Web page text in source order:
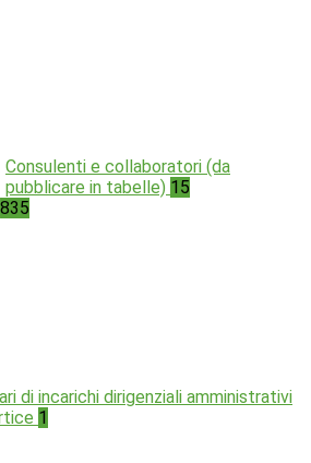
Consulenti e collaboratori (da
pubblicare in tabelle) 15
835
di incarichi dirigenziali amministrativi
1